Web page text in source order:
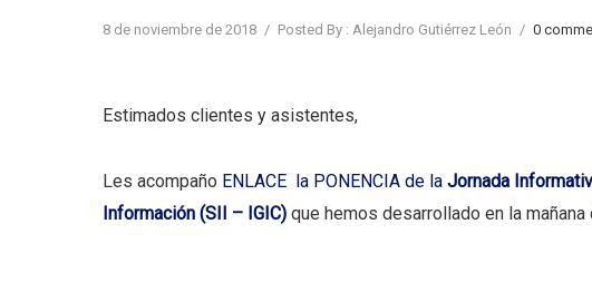
8 de noviembre de 2018 / Posted By : Alejandro Gutiérrez León / 0
Estimados clientes y asistentes,
Les acompaño ENLACE la PONENCIA de la Jornada
Información (SII – IGIC) que hemos desarrollado en la